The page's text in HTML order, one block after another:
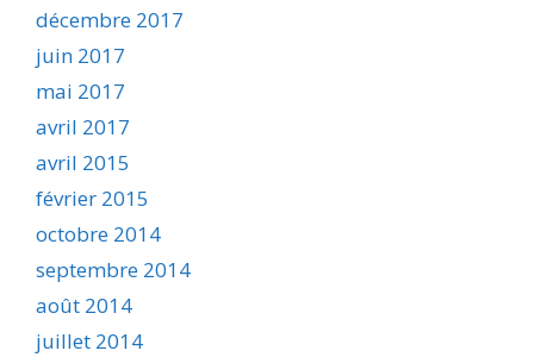
décembre 2017
juin 2017
mai 2017
avril 2017
avril 2015
février 2015
octobre 2014
septembre 2014
août 2014
juillet 2014